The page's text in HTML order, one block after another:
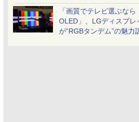
「画質でテレビ選ぶなら
OLED」、LGディスプレ
が“RGBタンデム”の魅力